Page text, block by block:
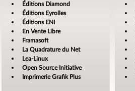
Éditions Diamond
Éditions Eyrolles
Éditions ENI
En Vente Libre
Framasoft
La Quadrature du Net
Lea-Linux
Open Source Initiative
Imprimerie Grafik Plus